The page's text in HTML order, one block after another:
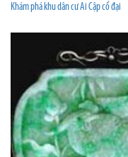
Khám phá khu dân cư Ai Cập cổ đại